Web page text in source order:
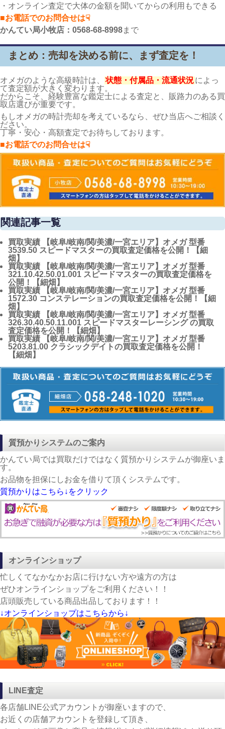
・オンライン査定で大体の金額を聞いてからの利用もできる
■お電話でのお問合せは☟
かんてい局小牧店：0568-68-8998まで
まとめ：売却を決める前に、まず査定を！
オメガのような高級時計は、 状態・付属品・流通状況によっ
て査定額が大きく変わります。
だからこそ、経験豊富な鑑定士による査定と、販路力のある買
取店選びが重要です。
もしオメガの時計売却を考えているなら、ぜひ当店へご相談く
ださい。
丁寧・安心・高額査定でお待ちしております。
■お電話でのお問合せは☟
関連記事一覧
買取実績 【岐阜/岐南/関/美濃/一宮エリア】オメガ 型番
3539.50 スピードマスターの買取査定価格を公開！【細
畑】
買取実績 【岐阜/岐南/関/美濃/一宮エリア】オメガ 型番
321.10.42.50.01.001 スピードマスターの買取査定価格を
公開！【細畑】
買取実績 【岐阜/岐南/関/美濃/一宮エリア】オメガ 型番
1572.30 コンステレーションの買取査定価格を公開！【細
畑】
買取実績 【岐阜/岐南/関/美濃/一宮エリア】オメガ 型番
326.30.40.50.11.001 スピードマスターレーシング の買取
査定価格を公開！【細畑】
買取実績 【岐阜/岐南/関/美濃/一宮エリア】オメガ 型番
5203.81.00 クラシックデイトの買取査定価格を公開！
【細畑】
質預かりシステムのご案内
かんてい局では買取だけではなく質預かりシステムが御座いま
す。
お品物を担保にしお金を借りて頂くシステムです。
質預かりはこちら↓をクリック
オンラインショップ
忙しくてなかなかお店に行けない方や遠方の方は
ぜひオンラインショップをご利用ください！！
店頭販売している商品出品しております！！
↓オンラインショップはこちらから↓
LINE査定
各店舗LINE公式アカウントが御座いますので、
お近くの店舗アカウントを登録して頂き、